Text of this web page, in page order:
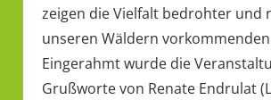
zeigen die Vielfalt bedrohter und
unseren Wäldern
Eingerahmt wurde die
Grußworte von Renate Endrulat